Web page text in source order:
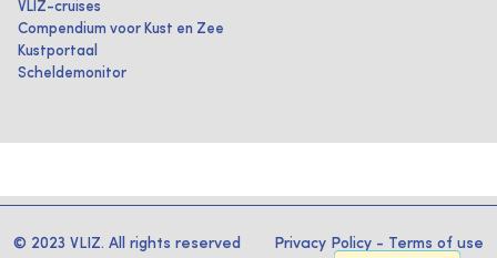
VLIZ-cruises
Compendium voor Kust en Zee
Kustportaal
Scheldemonitor
© 2023 VLIZ. All rights reserved Privacy Policy - Terms of use